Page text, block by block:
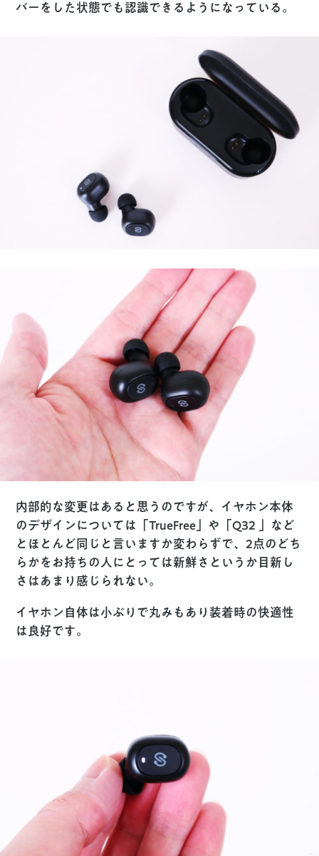
バーをした状態でも認識できるようになっている。
内部的な変更はあると思うのですが、イヤホン本体
のデザインについては「TrueFree」や「Q32 」など
とほとんど同じと言いますか変わらずで、2点のどち
らかをお持ちの人にとっては新鮮さというか目新し
さはあまり感じられない。
イヤホン自体は小ぶりで丸みもあり 装着時の快適性
は良好です。